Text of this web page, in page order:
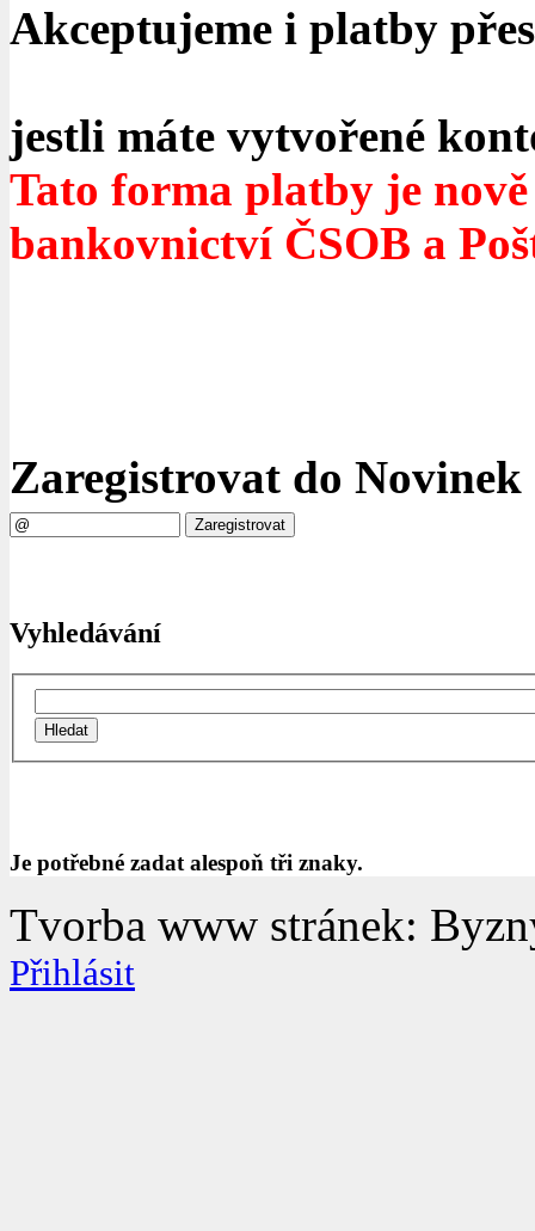
Akceptujeme i platby přes
jestli máte vytvořené
Tato forma platby je
bankovnictví ČSOB a
Zaregistrovat do Novinek
Vyhledávání
Je potřebné zadat alespoň tři znaky.
Tvorba www stránek:
Přihlásit